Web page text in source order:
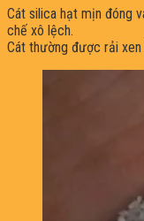
Cát silica hạt mịn đóng
chế xô lệch.
Cát thường được rải